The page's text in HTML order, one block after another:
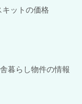
キットの価格
暮らし物件の情報